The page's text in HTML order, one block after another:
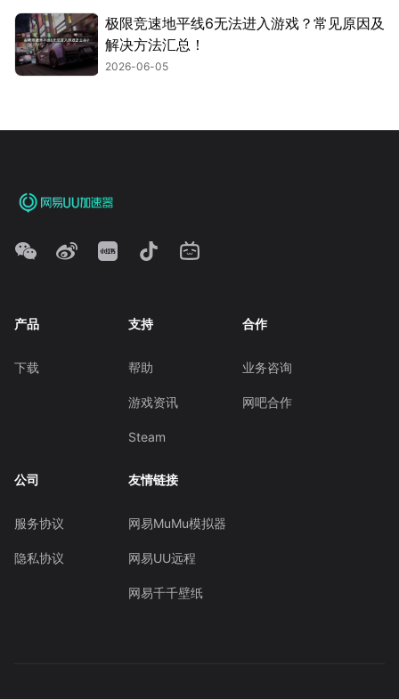
极限竞速地平线6无法进入游戏？常见原因及
解决方法汇总！
2026-06-05
产品
下载
支持
帮助
游戏资讯
Steam
合作
业务咨询
网吧合作
公司
服务协议
隐私协议
友情链接
网易MuMu模拟器
网易UU远程
网易千千壁纸